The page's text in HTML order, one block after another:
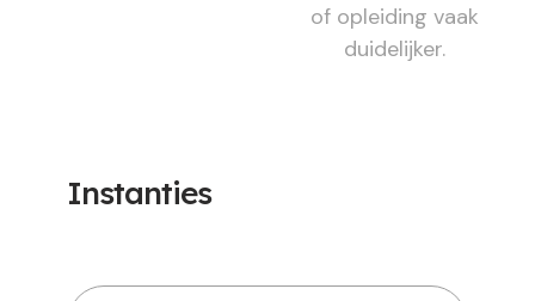
of opleiding vaak
duidelijker.
Instanties